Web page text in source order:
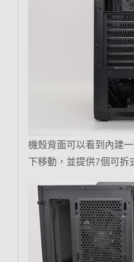
機殼背面可以看到內建
下移動，並提供7個可拆